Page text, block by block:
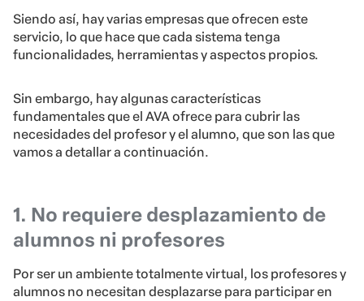
Siendo así, hay varias empresas que ofrecen este
servicio, lo que hace que cada sistema tenga
funcionalidades, herramientas y aspectos propios.
Sin embargo, hay algunas características
fundamentales que el AVA ofrece para cubrir las
necesidades del profesor y el alumno, que son las que
vamos a detallar a continuación.
1. No requiere desplazamiento de
alumnos ni profesores
Por ser un ambiente totalmente virtual, los profesores y
alumnos no necesitan desplazarse para participar en